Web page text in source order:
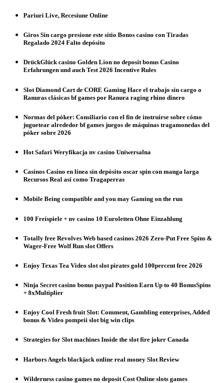
Pariuri Live, Recesiune Online
Giros Sin cargo presione este sitio Bonos casino con Tiradas
Regalado 2024 Falto depósito
DrückGlück casino Golden Lion no deposit bonus Casino
Erfahrungen und auch Test 2026 Incentive Rules
Slot Diamond Cart de CORE Gaming Hace el trabajo sin cargo o
Ranuras clásicas bf games por Ranura raging rhino dinero
Normas del póker: Consiliario con el fin de instruirse sobre cómo
juguetear alrededor bf games juegos de máquinas tragamonedas del
póker sobre 2026
Hot Safari Weryfikacja nv casino Uniwersalna
Casinos Casino en línea sin depósito oscar spin con manga larga
Recursos Real así­ como Tragaperras
Mobile Being compatible and you may Gaming on the run
100 Freispiele + nv casino 10 Euroletten Ohne Einzahlung
Totally free Revolves Web based casinos 2026 Zero-Put Free Spins &
Wager-Free Wolf Run slot Offers
Enjoy Texas Tea Video slot slot pirates gold 100percent free 2026
Ninja Secret casino bonus paypal Position Earn Up to 40 BonusSpins
+ 8xMultiplier
Enjoy Cool Fresh fruit Slot: Comment, Gambling enterprises, Added
bonus & Video pompeii slot big win clips
Strategies for Slot machines Inside the slot fire joker Canada
Harbors Angels blackjack online real money Slot Review
Wilderness casino games no deposit Cost Online slots games